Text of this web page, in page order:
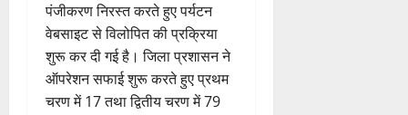
पंजीकरण निरस्त करते हुए पर्यटन
वेबसाइट से विलोपित की प्रक्रिया
शुरू कर दी गई है। जिला प्रशासन ने
ऑपरेशन सफाई शुरू करते हुए प्रथम
चरण में 17 तथा द्वितीय चरण में 79